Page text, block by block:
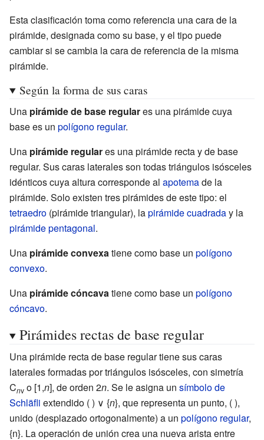
Esta clasificación toma como referencia una cara de la
pirámide, designada como su base, y el tipo puede
cambiar si se cambia la cara de referencia de la misma
pirámide.
Según la forma de sus caras
Una pirámide de base regulares una pirámide cuya
base es un polígono regular.
Una pirámide regulares una pirámide recta y de base
regular. Sus caras laterales son todas triángulos isósceles
idénticos cuya altura corresponde al apotemade la
pirámide. Solo existen tres pirámides de este tipo: el
tetraedro (pirámide triangular), lapirámide cuadraday la
pirámide pentagonal.
Una pirámide convexa tiene como base un polígono
convexo.
Una pirámide cóncava tiene como base un polígono
cóncavo.
Pirámides rectas de base regular
Una pirámide recta de base regular tiene sus caras
laterales formadas por triángulos isósceles, con simetría
Cnv o [1,n], de orden 2n. Se le asigna un símbolo de
Schläfli extendido ( ) ∨ {n}, que representa un punto, ( ),
unido (desplazado ortogonalmente) a un polígono regular,
{n}. La operación de unión crea una nueva arista entre